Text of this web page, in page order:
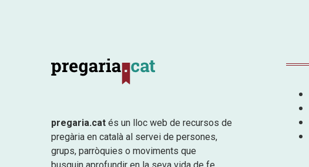
pregaria.cat és un lloc web de recursos de
pregària en català al servei de persones,
grups, parròquies o moviments que
busquin aprofundir en la seva vida de fe.